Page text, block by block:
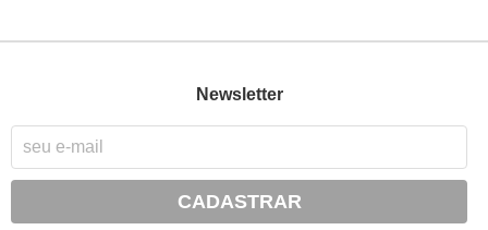
Newsletter
CADASTRAR